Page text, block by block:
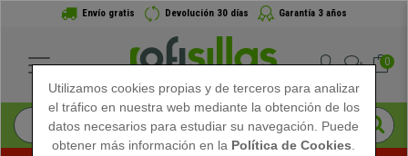
Envío gratis Devolución 30 días Garantía 3 años
0
Utilizamos cookies propias y de terceros para analizar
el tráfico en nuestra web mediante la obtención de los
datos necesarios para estudiar su navegación. Puede
obtener más información en la Política de Cookies